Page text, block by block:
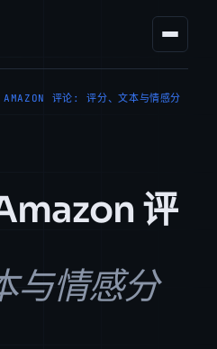
评论: 评分、文本与情感分
评
与情感分